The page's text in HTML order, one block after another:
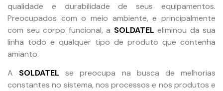
qualidade e durabilidade de seus equipamentos.
Preocupados com o meio ambiente, e principalmente
com seu corpo funcional, a SOLDATEL eliminou da sua
linha todo e qualquer tipo de produto que contenha
amianto.
A SOLDATEL
se preocupa na busca de melhorias
constantes no sistema, nos processos e nos produtos e